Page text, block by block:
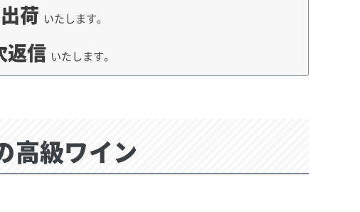
荷 いたします。
返信 いたします。
高級ワイン